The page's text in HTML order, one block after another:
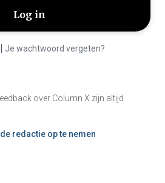
| Je wachtwoord vergeten?
over Column X zijn altijd
redactie op te nemen